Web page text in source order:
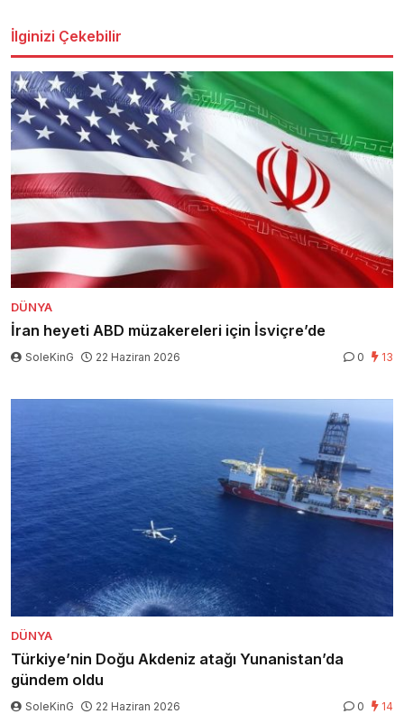
İlginizi Çekebilir
DÜNYA
İran heyeti ABD müzakereleri için İsviçre’de
SoleKinG 22 Haziran 2026 0 13
DÜNYA
Türkiye’nin Doğu Akdeniz atağı Yunanistan’da
gündem oldu
SoleKinG 22 Haziran 2026 0 14